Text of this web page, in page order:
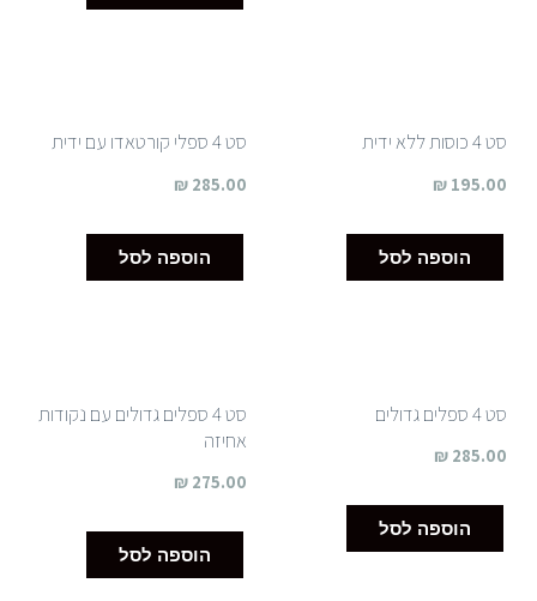
סט 4 כוסות ללא ידית
₪ 195.00
הוספה לסל
סט 4 ספלי קורטאדו עם ידית
₪285.00
הוספה לסל
סט 4 ספלים גדולים
₪ 285.00
הוספה לסל
סט 4 ספלים גדולים עם נקודות
אחיזה
₪275.00
הוספה לסל